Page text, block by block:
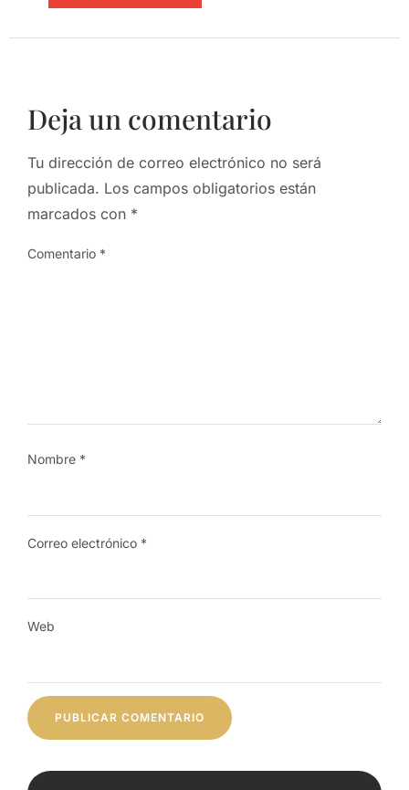
Deja un comentario
Tu dirección de correo electrónico no será
publicada. Los campos obligatorios están
marcados con *
Comentario *
Nombre *
Correo electrónico *
Web